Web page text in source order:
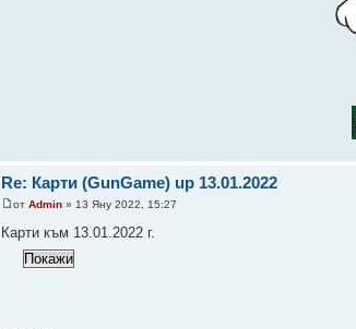
Re: Карти (GunGame) up 13.01.2022
отAdmin » 13 Яну 2022, 15:27
Карти към 13.01.2022 г.